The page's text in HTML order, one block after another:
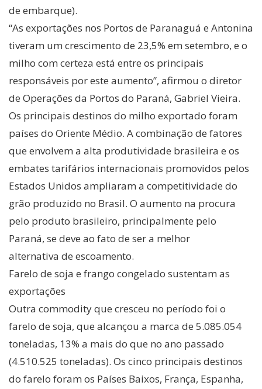
de embarque).
“As exportações nos Portos de Paranaguá e Antonina
tiveram um crescimento de 23,5% em setembro, e o
milho com certeza está entre os principais
responsáveis por este aumento”, afirmou o diretor
de Operações da Portos do Paraná, Gabriel Vieira.
Os principais destinos do milho exportado foram
países do Oriente Médio. A combinação de fatores
que envolvem a alta produtividade brasileira e os
embates tarifários internacionais promovidos pelos
Estados Unidos ampliaram a competitividade do
grão produzido no Brasil. O aumento na procura
pelo produto brasileiro, principalmente pelo
Paraná, se deve ao fato de ser a melhor
alternativa de escoamento.
Farelo de soja e frango congelado sustentam as
exportações
Outra commodity que cresceu no período foi o
farelo de soja, que alcançou a marca de 5.085.054
toneladas, 13% a mais do que no ano passado
(4.510.525 toneladas). Os cinco principais destinos
do farelo foram os Países Baixos, França, Espanha,